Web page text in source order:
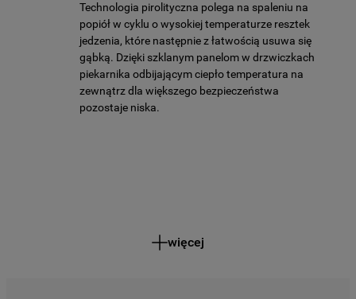
Technologia pirolityczna polega na spaleniu na
popiół w cyklu o wysokiej temperaturze resztek
jedzenia, które następnie z łatwością usuwa się
gąbką. Dzięki szklanym panelom w drzwiczkach
piekarnika odbijającym ciepło temperatura na
zewnątrz dla większego bezpieczeństwa
pozostaje niska.
więcej